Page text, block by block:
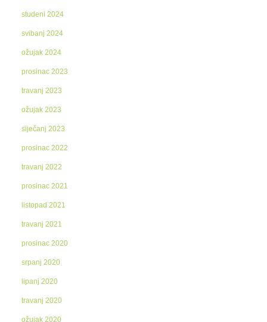
studeni 2024
svibanj 2024
ožujak 2024
prosinac 2023
travanj 2023
ožujak 2023
siječanj 2023
prosinac 2022
travanj 2022
prosinac 2021
listopad 2021
travanj 2021
prosinac 2020
srpanj 2020
lipanj 2020
travanj 2020
ožujak 2020